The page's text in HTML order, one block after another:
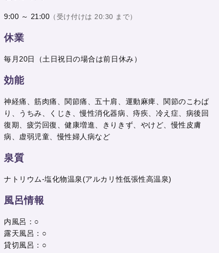
9:00 ～ 21:00 （受け付けは 20:30 まで）
休業
毎月20日（土日祝日の場合は前日休み）
効能
神経痛、筋肉痛、関節痛、五十肩、運動麻痺、関節のこわば
り、うちみ、くじき、慢性消化器病、痔疾、冷え症、病後回
復期、疲労回復、健康増進、きりきず、やけど、慢性皮膚
病、虚弱児童、慢性婦人病など
泉質
ナトリウム-塩化物温泉(アルカリ性低張性高温泉)
風呂情報
内風呂：○
露天風呂：○
貸切風呂：○